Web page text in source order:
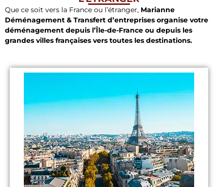
Que ce soit vers la France ou l’étranger, Marianne
Déménagement & Transfert d’entreprises organise votre
déménagement depuis l’Île-de-France ou depuis les
grandes villes françaises vers toutes les destinations.